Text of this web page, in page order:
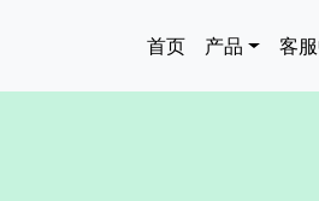
Main navigation
首页 产品 客